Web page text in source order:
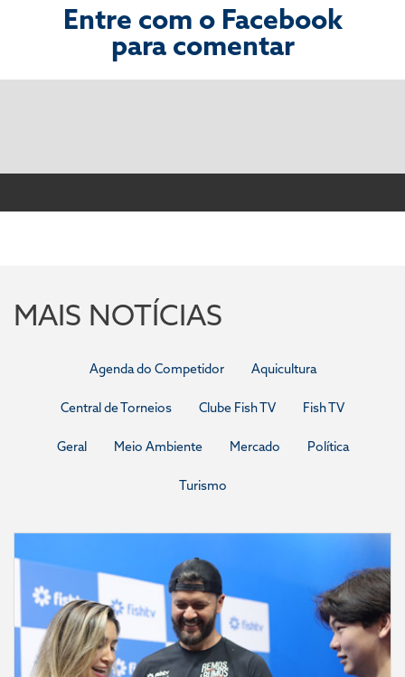
Entre com o Facebook
para comentar
MAIS NOTÍCIAS
Agenda do Competidor Aquicultura
Central de Torneios Clube Fish TV Fish TV
Geral Meio Ambiente Mercado Política
Turismo